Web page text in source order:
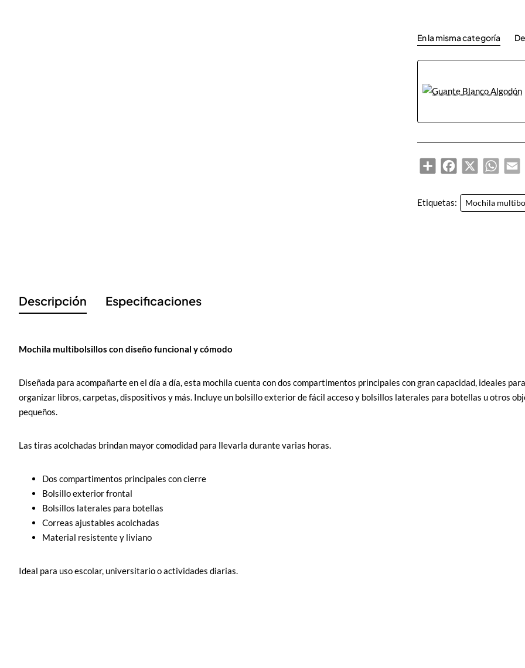
En la misma categoría
Share Facebook
X
Etiquetas: Mochila
Descripción Especificaciones
Mochila multibolsillos con diseño funcional y cómodo
Diseñada para acompañarte en el día a día, esta mochila cuenta con dos compartimentos principales con gran capacidad, ideales para
organizar libros, carpetas, dispositivos y más. Incluye un bolsillo exterior de fácil acceso y bolsillos laterales para botellas u otros
pequeños.
Las tiras acolchadas brindan mayor comodidad para llevarla durante varias horas.
Dos compartimentos principales con cierre
Bolsillo exterior frontal
Bolsillos laterales para botellas
Correas ajustables acolchadas
Material resistente y liviano
Ideal para uso escolar, universitario o actividades diarias.